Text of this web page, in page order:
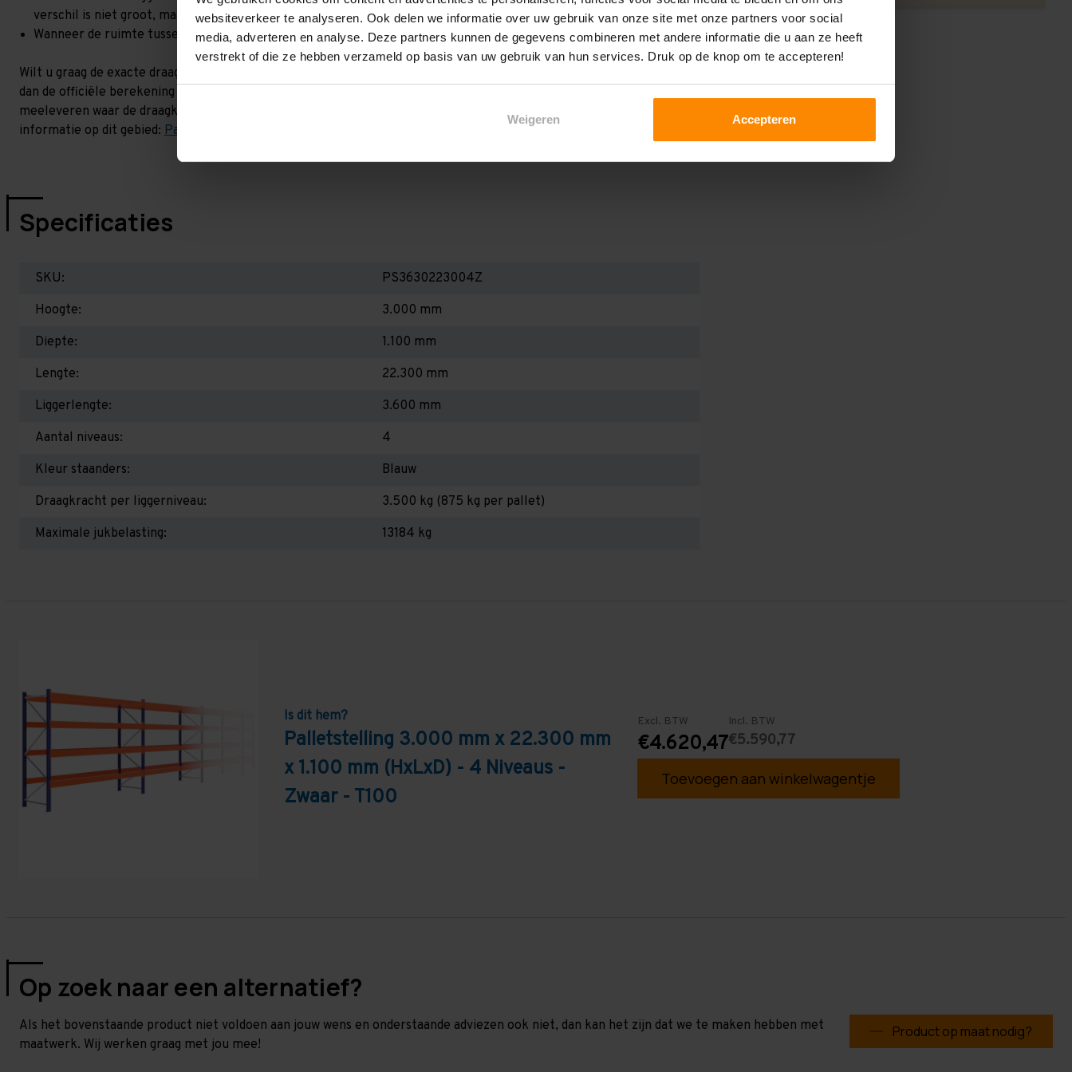
websiteverkeer te analyseren. Ook delen we informatie over uw gebruik van onze site met onze partners voor social
media, adverteren en analyse. Deze partners kunnen de gegevens combineren met andere informatie die u aan ze heeft
verstrekt of die ze hebben verzameld op basis van uw gebruik van hun services. Druk op de knop om te accepteren!
Weigeren Accepteren
verschil is niet groot, maar wel het beste om dit te laten berekenen!
Wanneer de ruimte tussen de liggerniveaus kleiner is dan 2,25 meter, valt de draagkracht juist iets hoger uit.
Wilt u graag de exacte draagkracht weten in uw situatie? Dan dient u even contact met ons op te nemen. Wij voeren
dan de officiële berekening uit. Dit doen we gratis en voor niets. Wij kunnen ook belastingbordjes of stickers
meeleveren waar de draagkracht van uw situatie op beschreven staat! Kortom, bij twijfel contact opnemen! Meer
informatie op dit gebied: Palletstellingen - Belangrijk om te weten!
Specificaties
SKU:
PS3630223004Z
Hoogte:
3.000 mm
Diepte:
1.100 mm
Lengte:
22.300 mm
Liggerlengte:
3.600 mm
Aantal niveaus:
4
Kleur staanders:
Blauw
Draagkracht per liggerniveau:
3.500 kg (875 kg per pallet)
Maximale jukbelasting:
13184 kg
Is dit hem?
Palletstelling 3.000 mm x 22.300 mm
x 1.100 mm (HxLxD) - 4 Niveaus -
Zwaar - T100
Excl. BTW
€4.620,47
Incl. BTW
€5.590,77
Toevoegen aan winkelwagentje
Op zoek naar een alternatief?
Als het bovenstaande product niet voldoen aan jouw wens en onderstaande adviezen ook niet, dan kan het zijn dat we te maken hebben met
maatwerk. Wij werken graag met jou mee!
Product op maat nodig?